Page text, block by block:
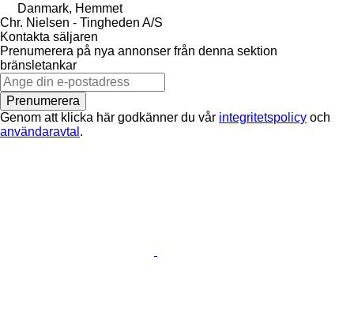
Danmark, Hemmet
Chr. Nielsen - Tingheden A/S
Kontakta säljaren
Prenumerera på nya annonser från denna sektion
bränsletankar
Prenumerera
Genom att klicka här godkänner du vår integritetspolicy och
användaravtal .